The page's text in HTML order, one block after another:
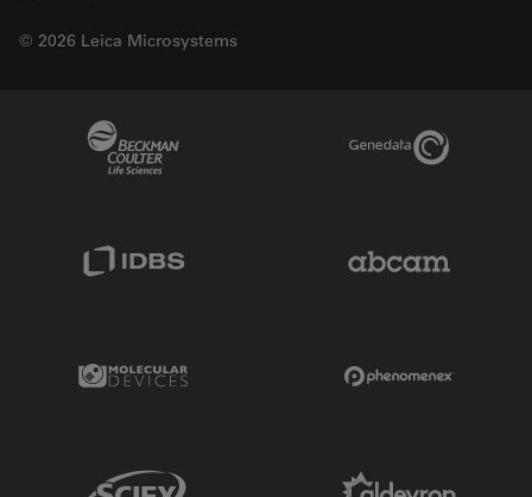
© 2026 Leica Microsystems
Genedata Link
IDBS Link
Molecular Devices Link
Sciex Link